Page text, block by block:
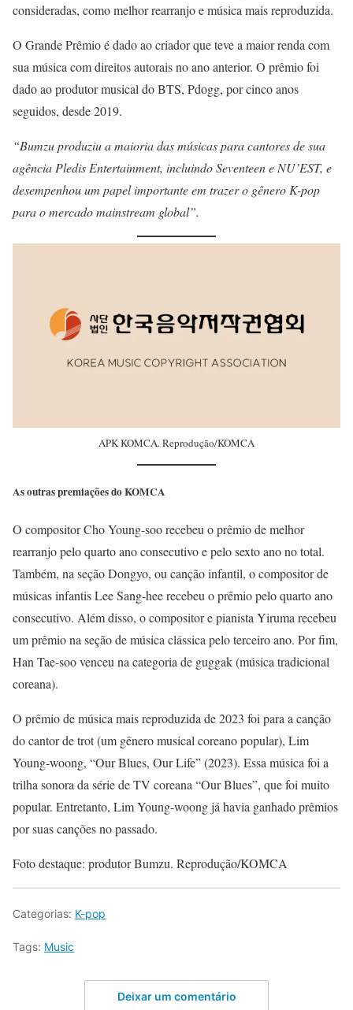
consideradas, como melhor rearranjo e música mais reproduzida.
O Grande Prêmio é dado ao criador que teve a maior renda com
sua música com direitos autorais no ano anterior. O prêmio foi
dado ao produtor musical do BTS, Pdogg, por cinco anos
seguidos, desde 2019.
“Bumzu produziu a maioria das músicas para cantores de sua
agência Pledis Entertainment, incluindo Seventeen e NU’EST, e
desempenhou um papel importante em trazer o gênero K-pop
para o mercado mainstream global”.
APK KOMCA. Reprodução/KOMCA
As outras premiações do KOMCA
O compositor Cho Young-soo recebeu o prêmio de melhor
rearranjo pelo quarto ano consecutivo e pelo sexto ano no total.
Também, na seção Dongyo, ou canção infantil, o compositor de
músicas infantis Lee Sang-hee recebeu o prêmio pelo quarto ano
consecutivo. Além disso, o compositor e pianista Yiruma recebeu
um prêmio na seção de música clássica pelo terceiro ano. Por fim,
Han Tae-soo venceu na categoria de guggak (música tradicional
coreana).
O prêmio de música mais reproduzida de 2023 foi para a canção
do cantor de trot (um gênero musical coreano popular), Lim
Young-woong, “Our Blues, Our Life” (2023). Essa música foi a
trilha sonora da série de TV coreana “Our Blues”, que foi muito
popular. Entretanto, Lim Young-woong já havia ganhado prêmios
por suas canções no passado.
Foto destaque: produtor Bumzu. Reprodução/KOMCA
Categorias: K-pop
Tags: Music
Deixar um comentário